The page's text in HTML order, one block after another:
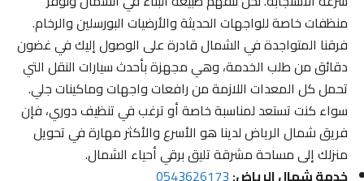
منظفات خاصة للواجهات الحديثة والأرضيات البورسلين والرخام.
فرقنا المتواجدة في الشمال قادرة على الوصول إليك في غضون
دقائق من طلب الخدمة، وهي مجهزة بأحدث سيارات النقل التي
تحمل كل المعدات اللازمة من رافعات واجهات وماكينات جلي.
سواء كنت تستعد لمناسبة خاصة أو ترغب في تنظيف دوري، فإن
فريق شمال الرياض لدينا هو الأسرع والأكثر مهارة في تحويل
منزلك إلى مساحة مشرقة تليق برقي أحياء الشمال.
خدمة شمال الرياض:0543626173